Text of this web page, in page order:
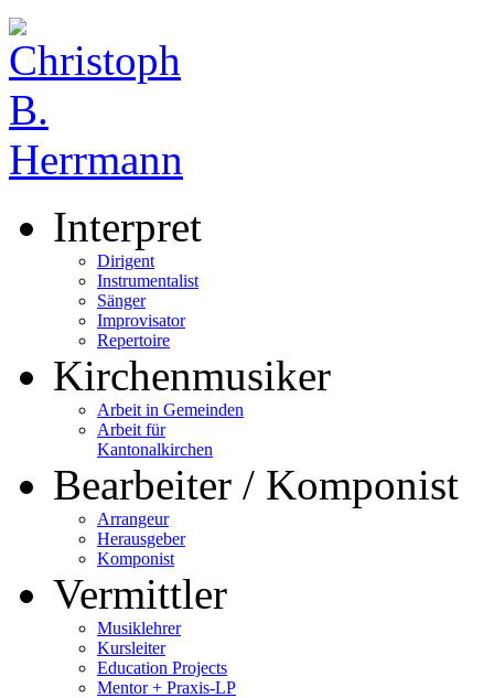
Interpret
Dirigent
Instrumentalist
Sänger
Improvisator
Repertoire
Kirchenmusiker
Arbeit in Gemeinden
Arbeit für
Kantonalkirchen
Bearbeiter / Komponist
Arrangeur
Herausgeber
Komponist
Vermittler
Musiklehrer
Kursleiter
Education Projects
Mentor + Praxis-LP